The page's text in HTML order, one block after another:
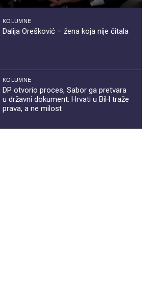
KOLUMNE
Dalija Orešković – žena koja nije čitala
KOLUMNE
DP otvorio proces, Sabor ga pretvara
u državni dokument: Hrvati u BiH traže
prava, a ne milost